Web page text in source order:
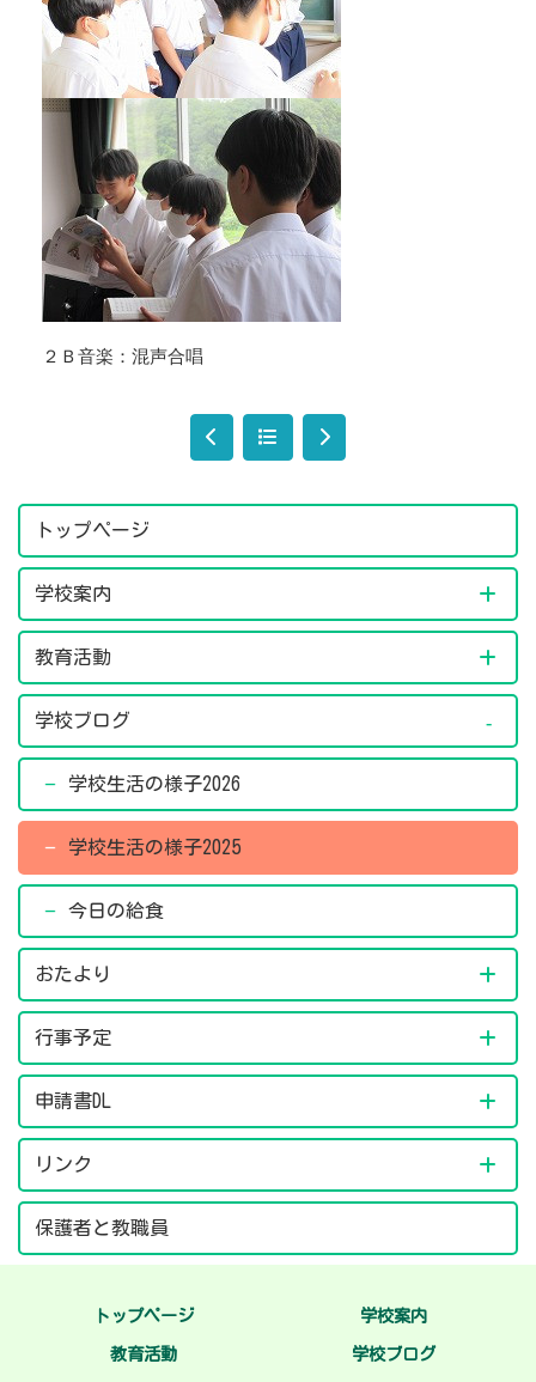
トップページ
学校案内
教育活動
学校ブログ
学校生活の様子2026
学校生活の様子2025
今日の給食
おたより
行事予定
申請書DL
リンク
保護者と教職員
２Ｂ音楽：混声合唱
トップページ 学校案内
教育活動 学校ブログ